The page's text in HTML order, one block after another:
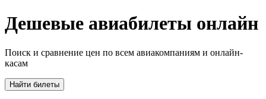
Дешевые авиабилеты онлайн
Поиск и сравнение цен по всем авиакомпаниям и онлайн-
касам
Найти билеты